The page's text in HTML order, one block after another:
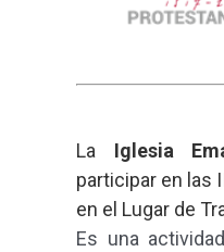
La Iglesia
participar en las
en el Lugar de
Es una